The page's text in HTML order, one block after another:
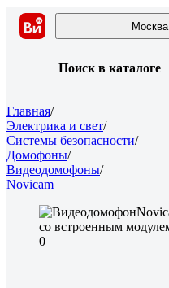
Москва
Поиск в каталоге
Главная/
Электрика и свет/
Системы безопасности/
Домофоны/
Видеодомофоны/
Novicam